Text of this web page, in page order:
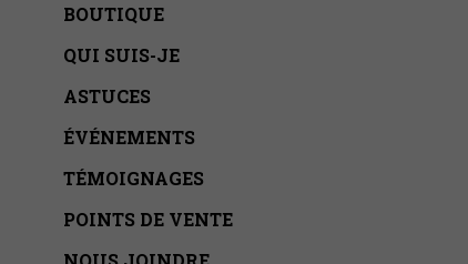
BOUTIQUE
QUI SUIS-JE
ASTUCES
ÉVÉNEMENTS
TÉMOIGNAGES
POINTS DE VENTE